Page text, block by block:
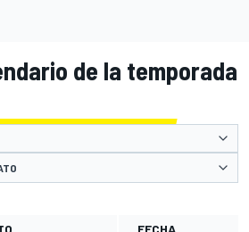
de la temporada
FECHA